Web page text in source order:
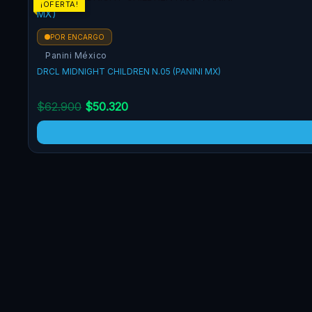
¡OFERTA!
POR ENCARGO
Panini México
DRCL MIDNIGHT CHILDREN N.05 (PANINI MX)
$62.900 $50.320